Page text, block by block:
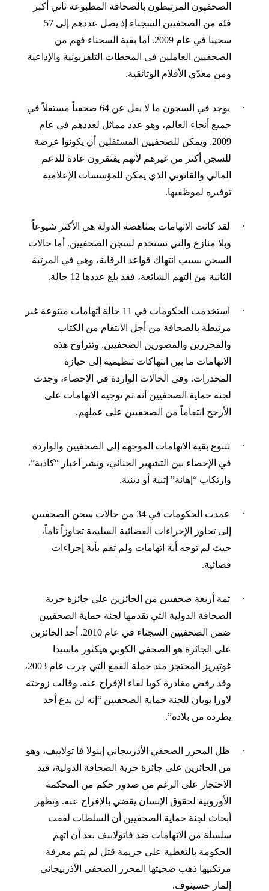
الصحفيون المرتبطون بالصحافة المطبوعة ثاني أكبر
فئة من الصحفيين السجناء إذ يصل عددهم إلى 57
سجينا في عام 2009. أما بقية السجناء فهم من
الصحفيين العاملين في المحطات التلفزيونية والإذاعية
ومن معدّي الأفلام الوثائقية.
·
يوجد في السجون ما لا يقل عن 64 صحفياً مستقلاً في
جميع أنحاء العالم، وهو عدد مماثل لعددهم في عام
2009. ويمكن
للصحفيين المستقلين أن يكونوا
عرضة
للسجن أكثر من غيرهم لأنهم يفتقرون عادة للدعم
المالي والقانوني الذي يمكن للمؤسسات الإعلامية
توفيره لموظفيها.
· لقد كانت الاتهامات بمناهضة الدولة هي الأكثر شيوعاً
وبلا منازع والتي تستخدم لسجن الصحفيين. أما حالات
السجن بسبب انتهاك قواعد الرقابة، وهي في المرتبة
الثانية من التهم الشائعة، فقد بلغ عددها 12 حالة.
·
استخدمت الحكومات في 11 حالة اتهامات متنوعة غير
مرتبطة بالصحافة من أجل الانتقام من الكتاب
والمحررين والمصورين الصحفيين. وتتراوح هذه
الاتهامات ما بين انتهاكات تنظيمية إلى حيازة
المخدرات. وفي الحالات الواردة في الإحصاء، وجدت
لجنة حماية الصحفيين أنه تم توجيه الاتهامات على
الأرجح انتقاماً من الصحفيين على عملهم.
· تتنوع بقية الاتهامات الموجهة إلى الصحفيين والواردة
في الإحصاء بين التشهير الجنائي، ونشر أخبار “كاذبة”،
وارتكاب “إهانة” إثنية أو دينية.
· عمدت الحكومات في 34 من
حالات سجن الصحفيين
إلى تجاوز الإجراءات القضائية السليمة تجاوزاً تاماً،
حيث لم توجه أية اتهامات ولم تقم بأية إجر اءات
قضائية.
· ثمة أربعة صحفيين من الحائزين على جائزة حرية
الصحافة الدولية التي تقدمها لجنة حماية الصحفيين
ضمن الصحفيين السجناء في عام 2010.
أحد الحائزين
على الجائزة هو الصحفي الكوبي هيكتور ماسيدا
غوتيريز المحتجز منذ حملة القمع التي جرت عام 2003،
وقد رفض مغادرة كوبا لقاء الإفراج عنه. وقالت زوجته
لاورا بويان للجنة حماية الصحفيين “إنه لن يدع أحد
يطرده من بلاده”.
· ظل المحرر الصحفي الأذربيجاني إينولا فا تولاييف، وهو
من الحائزين على جائزة حرية الصحافة الدولية، قيد
الاحتجاز على الرغم من صدور حكم من المحكمة
الأوروبية لحقوق الإنسان يقضي بالإفراج عنه. وتظهر
أبحاث لجنة حماية الصحفيين أن السلطات لفقت
سلسلة من الاتهامات ضد فاتولاييف بعد أن اتهم
الحكومة بالتغطية على جريمة قتل لم يتم معرفة
مرتكبيها ذهب ضحيتها المحرر الصحفي الأذربيجاني
إلمار حسينوف.